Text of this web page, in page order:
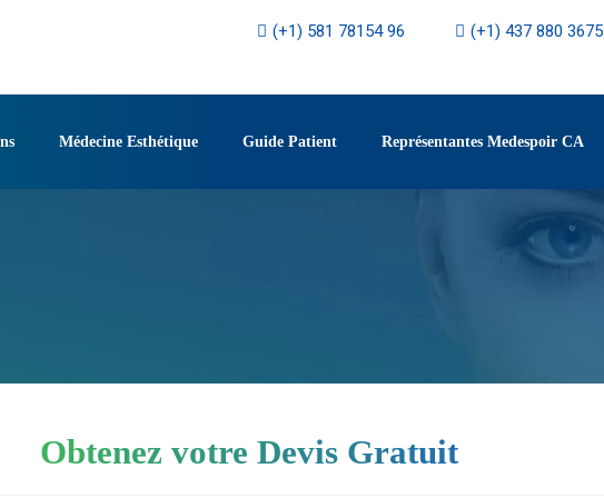
(+1) 581 78154 96 (+1) 437 880 3675
Médecine Esthétique Guide Patient Représentantes Medespoir CA
Obtenez votre Devis Gratuit